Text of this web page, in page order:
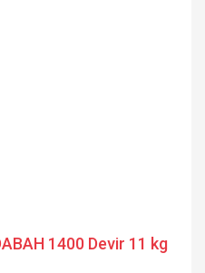
1400 Devir 11 kg